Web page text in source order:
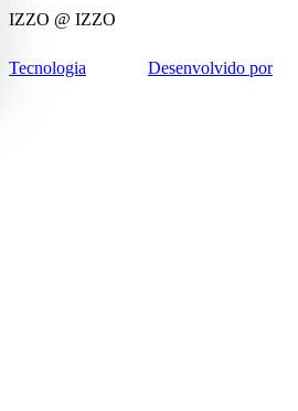
IZZO @ IZZO
Tecnologia Desenvolvido por